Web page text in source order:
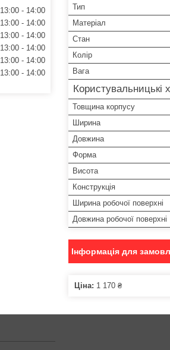
Тип
Матеріал
Стан
Колір
Вага
Користувальницькі
Товщина корпусу
Ширина
Довжина
Форма
Висота
Конструкція
Ширина робочої поверхні
Довжина робочої поверхні
Інформація для
Ціна: 1 170 ₴
13:00
14:00
13:00
14:00
13:00
14:00
13:00
14:00
13:00
14:00
13:00
14:00